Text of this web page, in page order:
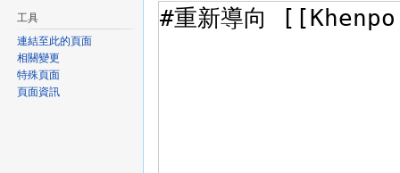
工具
連結至此的頁面
相關變更
特殊頁面
頁面資訊